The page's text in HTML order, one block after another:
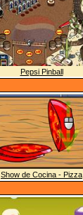
Pepsi Pinball
Show de Cocina - Pizza